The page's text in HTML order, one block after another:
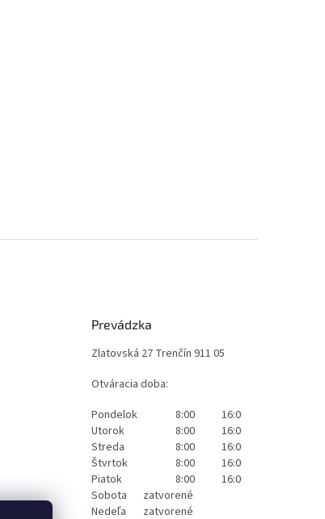
Prevádzka
Zlatovská 27 Trenčín 911 05
Otváracia doba:
Pondelok
8:00
16:00
Utorok
8:00
16:00
Streda
8:00
16:00
Štvrtok
8:00
16:00
Piatok
8:00
16:00
Sobota
zatvorené
Nedeľa
zatvorené